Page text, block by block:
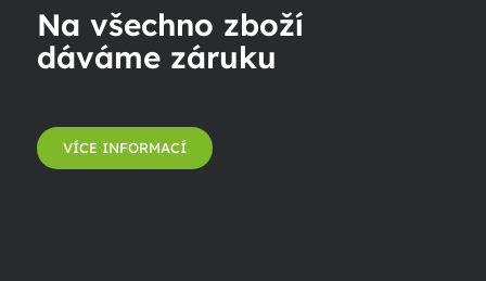
Na všechno zboží
dáváme záruku
VÍCE INFORMACÍ